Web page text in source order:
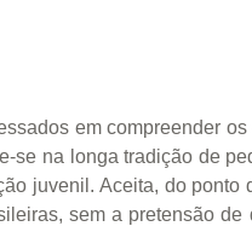
em compreender
se na longa tradição de
juvenil. Aceita, do
sem a pretensão